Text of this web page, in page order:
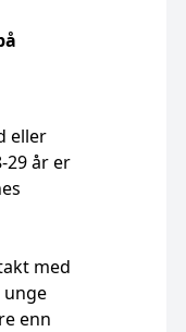
eller
29 år er
med
unge
enn